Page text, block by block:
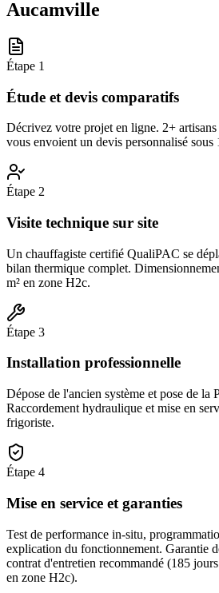
Aucamville
Étape 1
Étude et devis comparatifs
Décrivez votre projet en ligne. 2+
vous envoient un devis personnalisé sous
Étape 2
Visite technique sur site
Un chauffagiste certifié QualiPAC se
bilan thermique complet.
m² en zone H2c.
Étape 3
Installation professionnelle
Dépose de l'ancien système et pose de la
Raccordement hydraulique et mise en
frigoriste.
Étape 4
Mise en service et garanties
Test de performance in-situ,
explication du fonctionnement. Garantie
contrat d'entretien recommandé (185
en zone H2c).